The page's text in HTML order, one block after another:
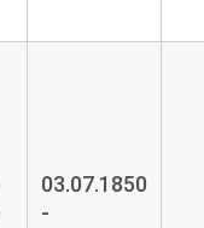
03.07.1850
-